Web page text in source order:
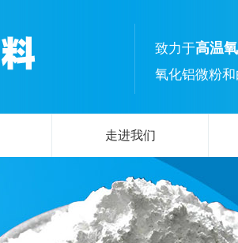
致力于高温
氧化铝微粉
走进我们